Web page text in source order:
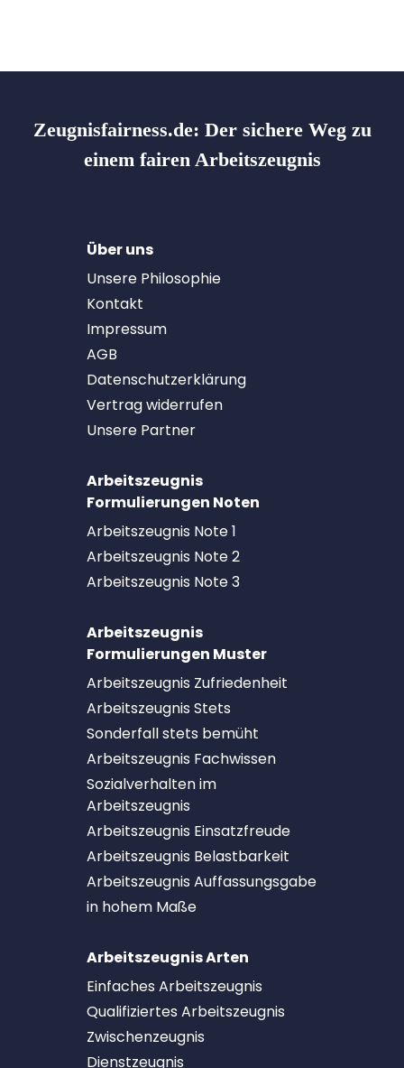
Zeugnisfairness.de: Der sichere Weg zu
einem fairen Arbeitszeugnis
Über uns
Unsere Philosophie
Kontakt
Impressum
AGB
Datenschutzerklärung
Vertrag widerrufen
Unsere Partner
Arbeitszeugnis
Formulierungen Noten
Arbeitszeugnis Note 1
Arbeitszeugnis Note 2
Arbeitszeugnis Note 3
Arbeitszeugnis
Formulierungen Muster
Arbeitszeugnis Zufriedenheit
Arbeitszeugnis Stets
Sonderfall stets bemüht
Arbeitszeugnis Fachwissen
Sozialverhalten im
Arbeitszeugnis
Arbeitszeugnis Einsatzfreude
Arbeitszeugnis Belastbarkeit
Arbeitszeugnis Auffassungsgabe
in hohem Maße
Arbeitszeugnis Arten
Einfaches Arbeitszeugnis
Qualifiziertes Arbeitszeugnis
Zwischenzeugnis
Dienstzeugnis